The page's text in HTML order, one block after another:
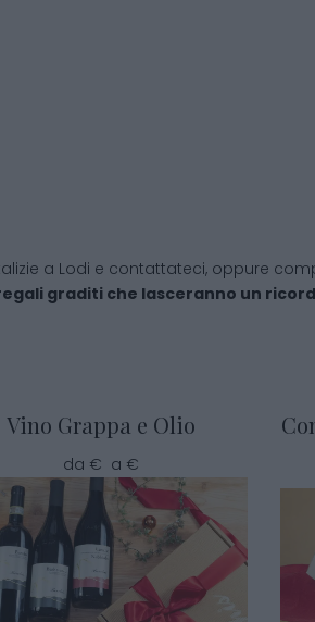
a Lodi e contattateci, oppure
graditi che lasceranno un
Vino Grappa e Olio
da € a €